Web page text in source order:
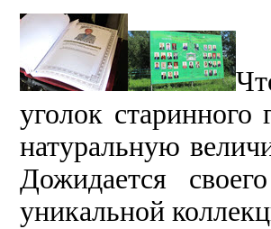
уголок
натуральную
Дожидается
уникальной